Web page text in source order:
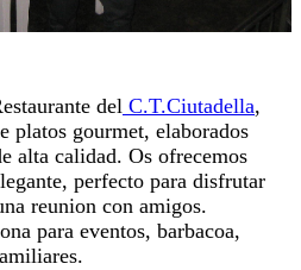
del C.T.Ciutadella,
platos gourmet, elaborados
alta calidad. Os ofrecemos
perfecto para disfrutar
reunion con amigos.
para eventos, barbacoa,